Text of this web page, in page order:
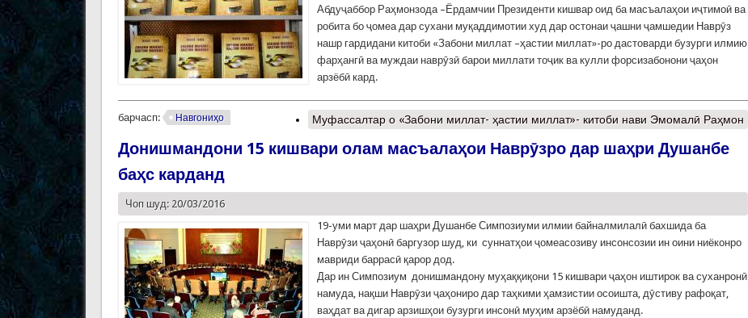
Абдуҷаббор Раҳмонзода –Ёрдамчии Президенти кишвар оид ба масъалаҳои иҷтимоӣ ва
робита бо ҷомеа дар сухани муқаддимотии худ дар остонаи ҷашни ҷамшедии Наврӯз
нашр гардидани китоби «Забони миллат –ҳастии миллат»-ро дастоварди бузурги илмию
фарҳангӣ ва муждаи наврӯзӣ барои миллати тоҷик ва кулли форсизабонони ҷаҳон
арзёбӣ кард.
барчасп: Навгониҳо Муфассалтар о «Забони миллат- ҳастии миллат»- китоби нави Эмомалӣ Раҳмон
Донишмандони 15 кишвари олам масъалаҳои Наврӯзро дар шаҳри Душанбе
баҳс карданд
Чоп шуд: 20/03/2016
19-уми март дар шаҳри Душанбе Симпозиуми илмии байналмилалӣ бахшида ба
Наврӯзи ҷаҳонӣ баргузор шуд, ки суннатҳои ҷомеасозиву инсонсозии ин оини ниёконро
мавриди баррасӣ қарор дод.
Дар ин Симпозиум донишмандону муҳаққиқони 15 кишвари ҷаҳон иштирок ва суханронӣ
намуда, нақши Наврӯзи ҷаҳониро дар таҳкими ҳамзистии осоишта, дӯстиву рафоқат,
ваҳдат ва дигар арзишҳои бузурги инсонӣ муҳим арзёбӣ намуданд.